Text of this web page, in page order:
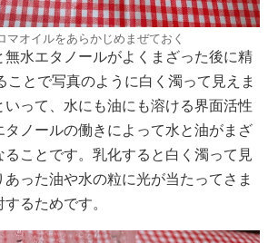
マオイルをあらかじめまぜておく
水エタノールがよくまざった後に精
ことで写真のように白く濁って見えま
いって、水にも油にも溶ける界面活性
タノールの働きによって水と油がまざ
ることです。乳化すると白く濁って見
あった油や水の粒に光が当たってさま
るためです。